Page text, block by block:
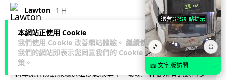
本網站正使用 Cookie
我們使用 Cookie 改善網站體驗。 繼續使用
我們的網站即表示您同意我們的 Cookie 政
策 。
Lawton 1 日
廣島原爆遺址驚現神秘合金 科學家指晶
體結構前所未見
科學家在廣島原爆遺址沙灘樣本中，發現一種從未有記錄的多
🎵 ⛶
📖 文字版訪問 →